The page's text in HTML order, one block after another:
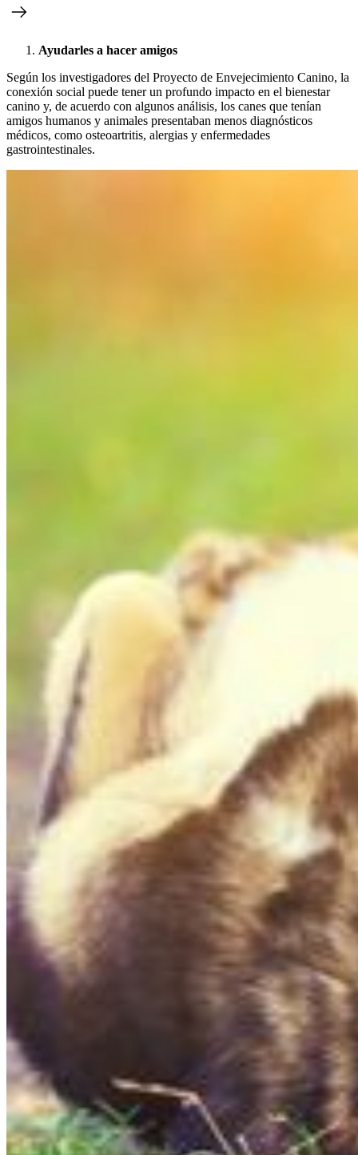
Ayudarles a hacer amigos
Según los investigadores del Proyecto de Envejecimiento Canino, la
conexión social puede tener un profundo impacto en el bienestar
canino y, de acuerdo con algunos análisis, los canes que tenían
amigos humanos y animales presentaban menos diagnósticos
médicos, como osteoartritis, alergias y enfermedades
gastrointestinales.